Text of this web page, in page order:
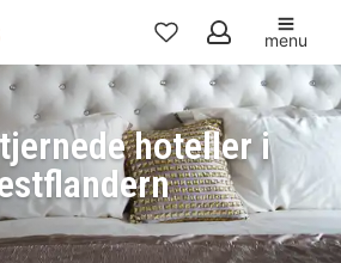
Mine
favoritter
menu
hoteller i